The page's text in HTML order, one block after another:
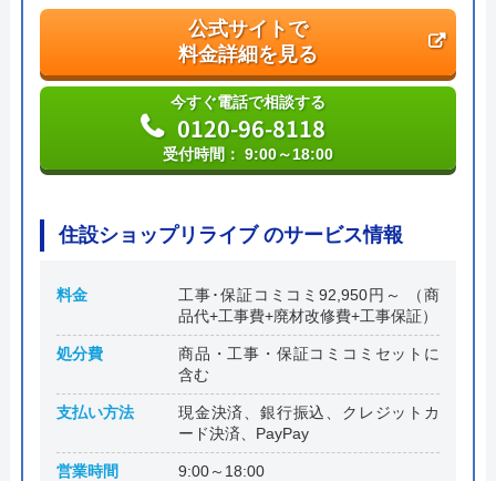
本社所在地
〒556-0014
大阪府大阪市浪速区大国2丁目1番6号
公式サイトで
料金詳細を見る
今すぐ電話で相談する
0120-96-8118
受付時間： 9:00～18:00
住設ショップリライブ のサービス情報
料金
工事･保証コミコミ92,950円～ （商
品代+工事費+廃材改修費+工事保証）
処分費
商品・工事・保証コミコミセットに
含む
支払い方法
現金決済、銀行振込、クレジットカ
ード決済、PayPay
営業時間 9:00～18:00